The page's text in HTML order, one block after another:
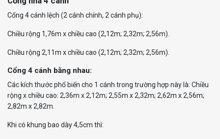
Cổng 4 cánh lệch (2 cánh chính, 2 cánh phụ):
Chiều rộng 1,76m x chiều cao (2,12m; 2,32m; 2,56m).
Chiều rộng 2,11m x chiều cao (2,12m; 2,32m; 2,56m).
Cổng 4 cánh bằng nhau:
Các kích thước phổ biến cho 1 cánh trong trường hợp này là: Chiều
rộng x chiều cao: 2,36m x 2,12m; 2,55m x 2,32m; 2,62m x 2,56m;
2,82m x 2,82m.
Khi có khung bao dày 4,5cm thì: